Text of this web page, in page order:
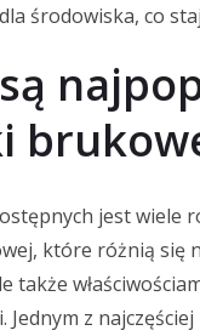
środowiska, co
jest wiele
które różnią się
także
Jednym z najczęściej